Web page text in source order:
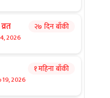
2026
२७ दिन बाँकी
19, 2026
१ महिना बाँकी